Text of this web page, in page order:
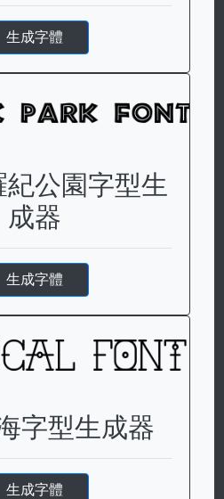
生成字體
公園字型生
成器
生成字體
字型生成器
生成字體